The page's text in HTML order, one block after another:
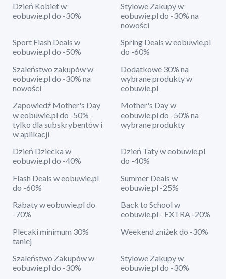
Dzień Kobiet w
eobuwie.pl do -30%
Stylowe Zakupy w
eobuwie.pl do -30% na
nowości
Sport Flash Deals w
eobuwie.pl do -50%
Spring Deals w eobuwie.pl
do -60%
Szaleństwo zakupów w
eobuwie.pl do -30% na
nowości
Dodatkowe 30% na
wybrane produkty w
eobuwie.pl
Zapowiedź Mother's Day
w eobuwie.pl do -50% -
tylko dla subskrybentów i
w aplikacji
Mother's Day w
eobuwie.pl do -50% na
wybrane produkty
Dzień Dziecka w
eobuwie.pl do -40%
Dzień Taty w eobuwie.pl
do -40%
Flash Deals w eobuwie.pl
do -60%
Summer Deals w
eobuwie.pl -25%
Rabaty w eobuwie.pl do
-70%
Back to School w
eobuwie.pl - EXTRA -20%
Plecaki minimum 30%
taniej
Weekend zniżek do -30%
Szaleństwo Zakupów w
eobuwie.pl do -30%
Stylowe Zakupy w
eobuwie.pl do -30%